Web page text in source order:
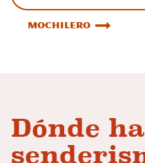
Mochilero
Dónde